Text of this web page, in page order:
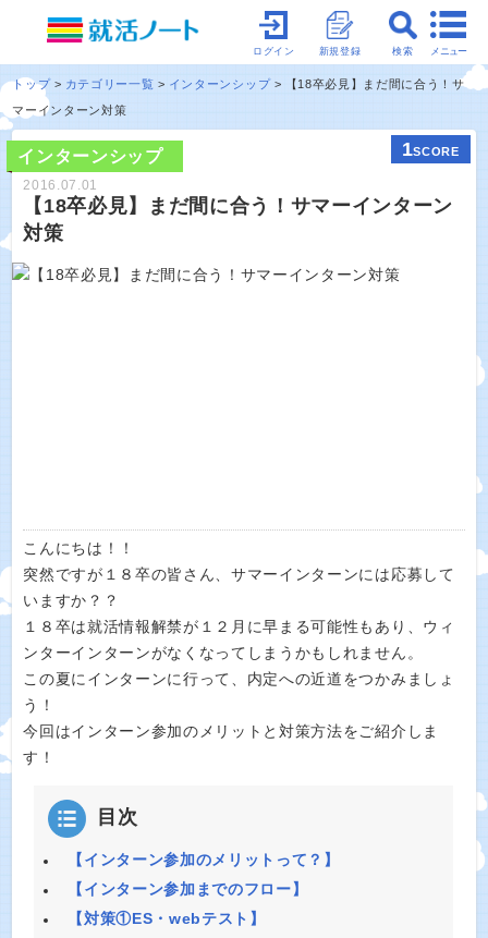
メニュー
検索
新規登録
ログイン
トップ カテゴリー一覧 インターンシップ
【18卒必見】まだ間に合う！サ
マーインターン対策
インターンシップ 1SCORE
2016.07.01
【18卒必見】まだ間に合う！サマーインターン
対策
こんにちは！！
突然ですが１８卒の皆さん、サマーインターンには応募して
いますか？？
１８卒は就活情報解禁が１２月に早まる可能性もあり、ウィ
ンターインターンがなくなってしまうかもしれません。
この夏にインターンに行って、内定への近道をつかみましょ
う！
今回はインターン参加のメリットと対策方法をご紹介しま
す！
目次
【インターン参加のメリットって？】
【インターン参加までのフロー】
【対策①ES・webテスト】